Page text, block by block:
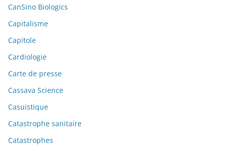
CanSino Biologics
Capitalisme
Capitole
Cardiologie
Carte de presse
Cassava Science
Casuistique
Catastrophe sanitaire
Catastrophes